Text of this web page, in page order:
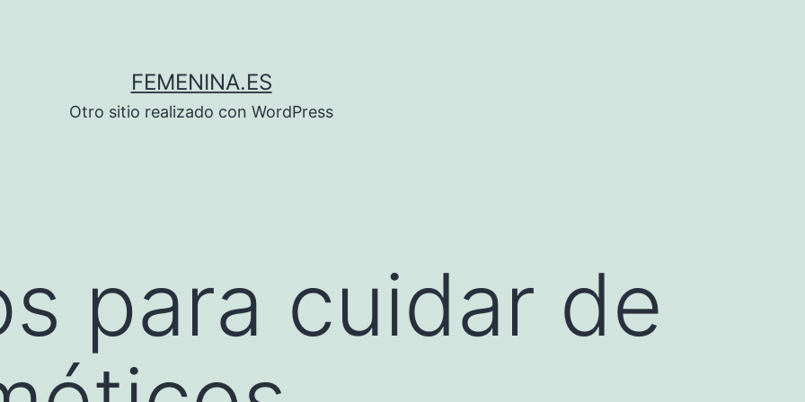
FEMENINA.ES
Otro sitio realizado con WordPress
para cuidar de